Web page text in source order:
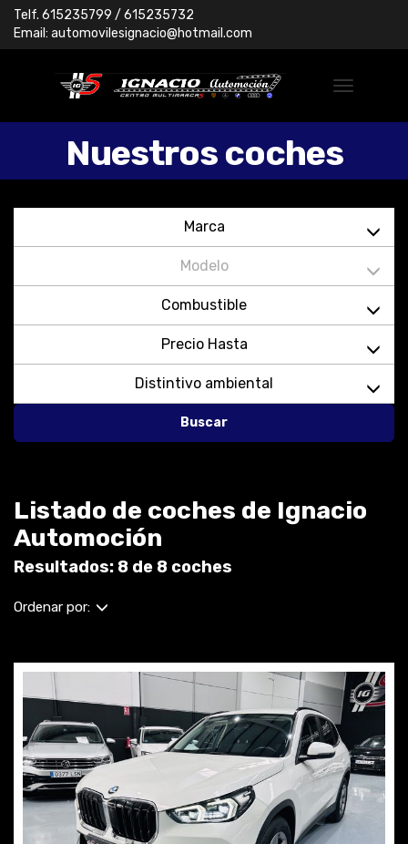
Telf. 615235799 / 615235732
Email: automovilesignacio@hotmail.com
Nuestros coches
Marca
Modelo
Combustible
Precio Hasta
Distintivo ambiental
Buscar
Listado de coches de Ignacio
Automoción
Resultados: 8 de 8 coches
Ordenar por: